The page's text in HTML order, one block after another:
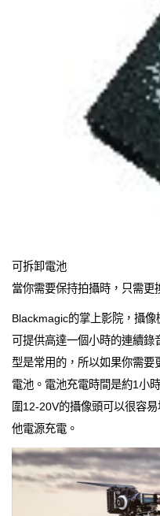
可拆卸電池
當你需要保持拍攝時，只需更
Blackmagic的掌上影院，攝像
可提供高達一個小時的連續錄
型是常用的，所以如果你需要
電池。電池充電時間是約1小
圍12-20V的攝像頭可以很容
他電源充電。